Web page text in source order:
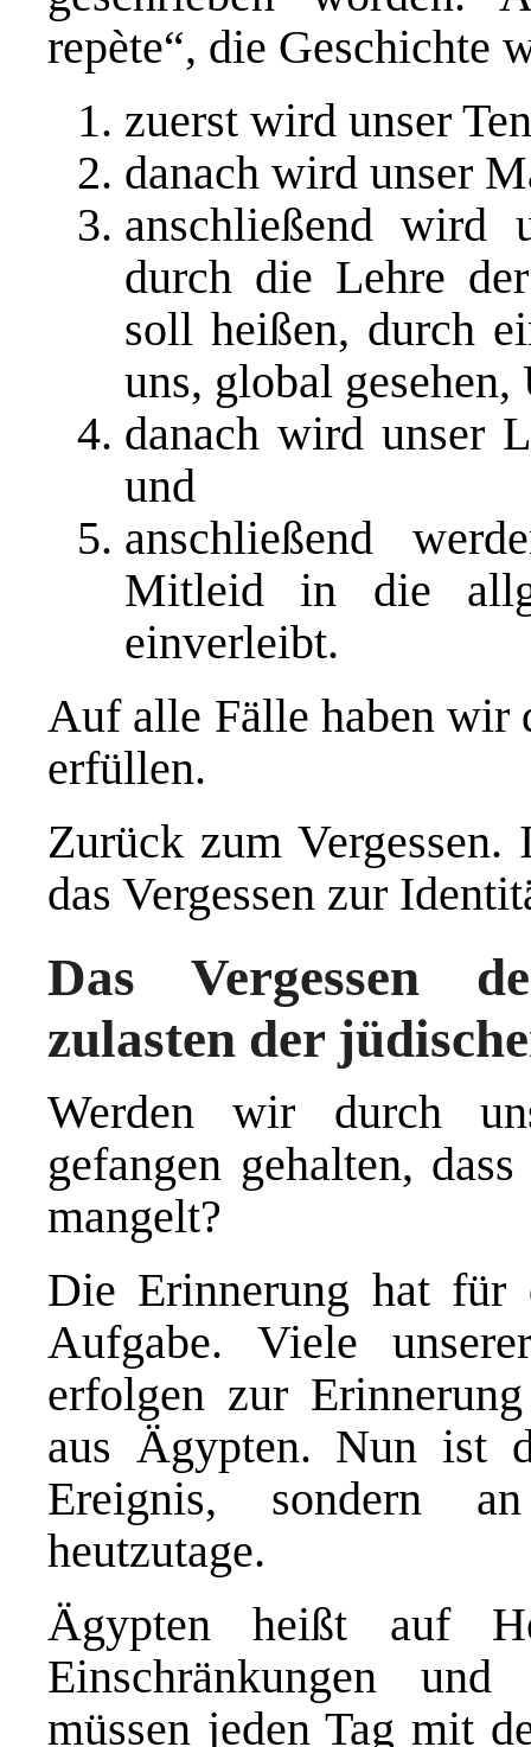
repète“, die Geschichte
zuerst wird unser
danach wird unser
anschließend wird
durch die Lehre
soll heißen, durch
uns, global
danach wird unser
und
anschließend
Mitleid in die
einverleibt.
Auf alle Fälle haben wir
erfüllen.
Zurück zum
das Vergessen zur
Das Vergessen
zulasten der
Werden wir durch
gefangen gehalten,
mangelt?
Die Erinnerung hat für
Aufgabe. Viele
erfolgen zur
aus Ägypten. Nun ist
Ereignis, sondern
heutzutage.
Ägypten heißt auf
Einschränkungen
müssen jeden Tag mit